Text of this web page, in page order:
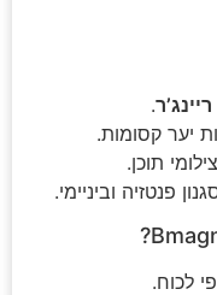
.
יער קסומות.
תוכן.
פנטזיה וביניימי.
לכוח.